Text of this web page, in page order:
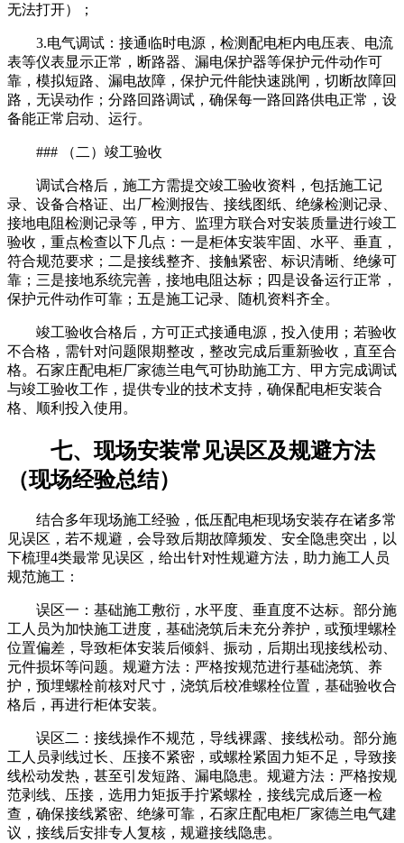
无法打开）；
3.电气调试：接通临时电源，检测配电柜内电压表、电流
表等仪表显示正常，断路器、漏电保护器等保护元件动作可
靠，模拟短路、漏电故障，保护元件能快速跳闸，切断故障回
路，无误动作；分路回路调试，确保每一路回路供电正常，设
备能正常启动、运行。
### （二）竣工验收
调试合格后，施工方需提交竣工验收资料，包括施工记
录、设备合格证、出厂检测报告、接线图纸、绝缘检测记录、
接地电阻检测记录等，甲方、监理方联合对安装质量进行竣工
验收，重点检查以下几点：一是柜体安装牢固、水平、垂直，
符合规范要求；二是接线整齐、接触紧密、标识清晰、绝缘可
靠；三是接地系统完善，接地电阻达标；四是设备运行正常，
保护元件动作可靠；五是施工记录、随机资料齐全。
竣工验收合格后，方可正式接通电源，投入使用；若验收
不合格，需针对问题限期整改，整改完成后重新验收，直至合
格。石家庄配电柜厂家德兰电气可协助施工方、甲方完成调试
与竣工验收工作，提供专业的技术支持，确保配电柜安装合
格、顺利投入使用。
七、现场安装常见误区及规避方法
（现场经验总结）
结合多年现场施工经验，低压配电柜现场安装存在诸多常
见误区，若不规避，会导致后期故障频发、安全隐患突出，以
下梳理4类最常见误区，给出针对性规避方法，助力施工人员
规范施工：
误区一：基础施工敷衍，水平度、垂直度不达标。部分施
工人员为加快施工进度，基础浇筑后未充分养护，或预埋螺栓
位置偏差，导致柜体安装后倾斜、振动，后期出现接线松动、
元件损坏等问题。规避方法：严格按规范进行基础浇筑、养
护，预埋螺栓前核对尺寸，浇筑后校准螺栓位置，基础验收合
格后，再进行柜体安装。
误区二：接线操作不规范，导线裸露、接线松动。部分施
工人员剥线过长、压接不紧密，或螺栓紧固力矩不足，导致接
线松动发热，甚至引发短路、漏电隐患。规避方法：严格按规
范剥线、压接，选用力矩扳手拧紧螺栓，接线完成后逐一检
查，确保接线紧密、绝缘可靠，石家庄配电柜厂家德兰电气建
议，接线后安排专人复核，规避接线隐患。